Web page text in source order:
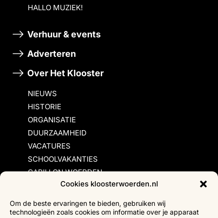
Cookies kloosterwoerden.nl
Om de beste ervaringen te bieden, gebruiken wij
technologieën zoals cookies om informatie over je apparaat
HALLO MUZIEK!
Verhuur & events
Adverteren
Over Het Klooster
NIEUWS
HISTORIE
ORGANISATIE
DUURZAAMHEID
VACATURES
SCHOOLVAKANTIES
CARILLON WOERDEN
Inschrijvingsvoorwaarden
Bezoekersvoorwaarden